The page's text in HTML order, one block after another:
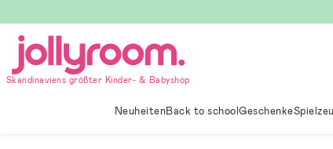
till
innehållet
Skandinaviens größter Kinder- & Babyshop
NeuheitenBack to schoolGeschenke